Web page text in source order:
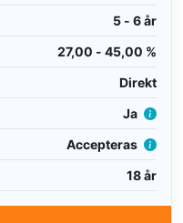
5 - 6 år
27,00 - 45,00 %
Direkt
Ja
Accepteras
18 år